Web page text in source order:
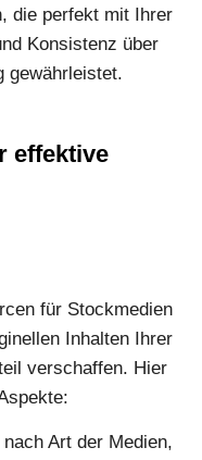
die perfekt mit Ihrer
Konsistenz über
gewährleistet.
effektive
für Stockmedien
Inhalten Ihrer
verschaffen. Hier
Art der Medien,